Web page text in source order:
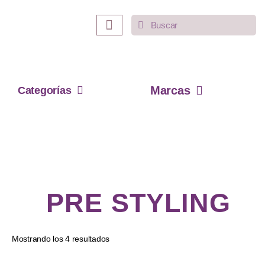
Categorías Marcas
PRE STYLING
Mostrando los 4 resultados